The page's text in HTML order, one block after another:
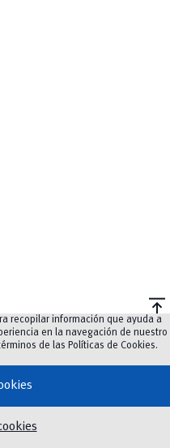
vertical_align_top
recopilar información que ayuda a
en la navegación de nuestro
de las Políticas de Cookies.